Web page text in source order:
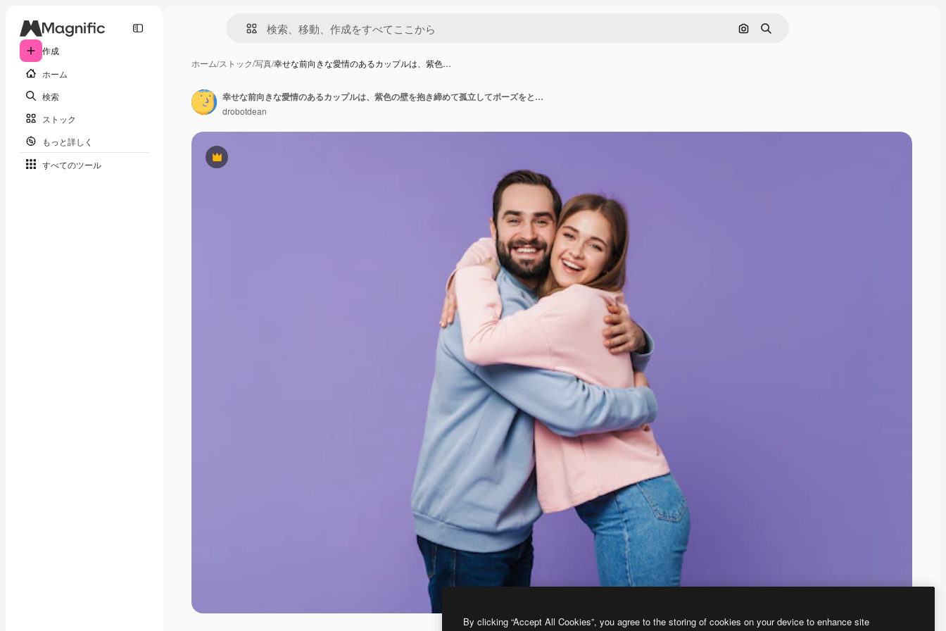
作成
ホーム
検索
ストック
もっと詳しく
すべてのツール
画像で検索
検索
ホーム/ストック/写真/幸せな前向きな愛情のあるカップルは、紫色…
Premium
幸せな前向きな愛情のあるカップルは、紫色の壁を抱き締めて孤立してポーズをとっています。
drobotdean
By clicking “Accept All Cookies”, you agree to the storing of cookies on your device to enhance site